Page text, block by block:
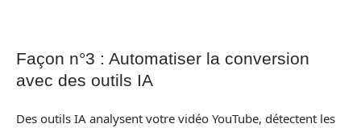
Façon n°3 : Automatiser la conversion
avec des outils IA
Des outils IA analysent votre vidéo YouTube, détectent les